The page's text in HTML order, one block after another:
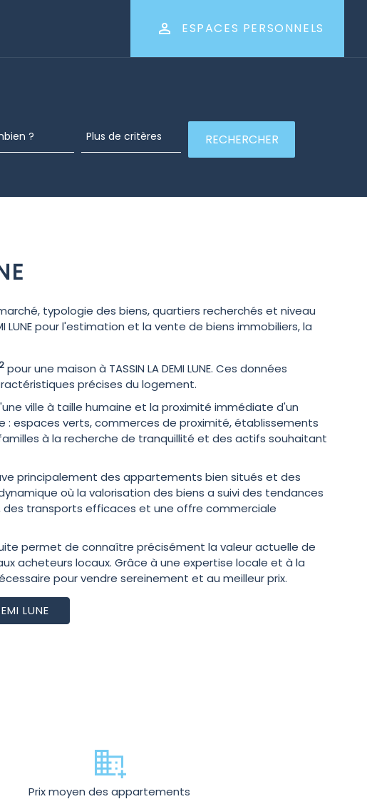
ESPACES PERSONNELS
typologie des biens, quartiers recherchés et niveau
LUNE pour l'estimation et la vente de biens immobiliers, la
pour une maison à TASSIN LA DEMI LUNE. Ces données
précises du logement.
ville à taille humaine et la proximité immédiate d'un
: espaces verts, commerces de proximité, établissements
à la recherche de tranquillité et des actifs souhaitant
principalement des appartements bien situés et des
où la valorisation des biens a suivi des tendances
des transports efficaces et une offre commerciale
permet de connaître précisément la valeur actuelle de
acheteurs locaux. Grâce à une expertise locale et à la
pour vendre sereinement et au meilleur prix.
LUNE
Prix moyen des appartements